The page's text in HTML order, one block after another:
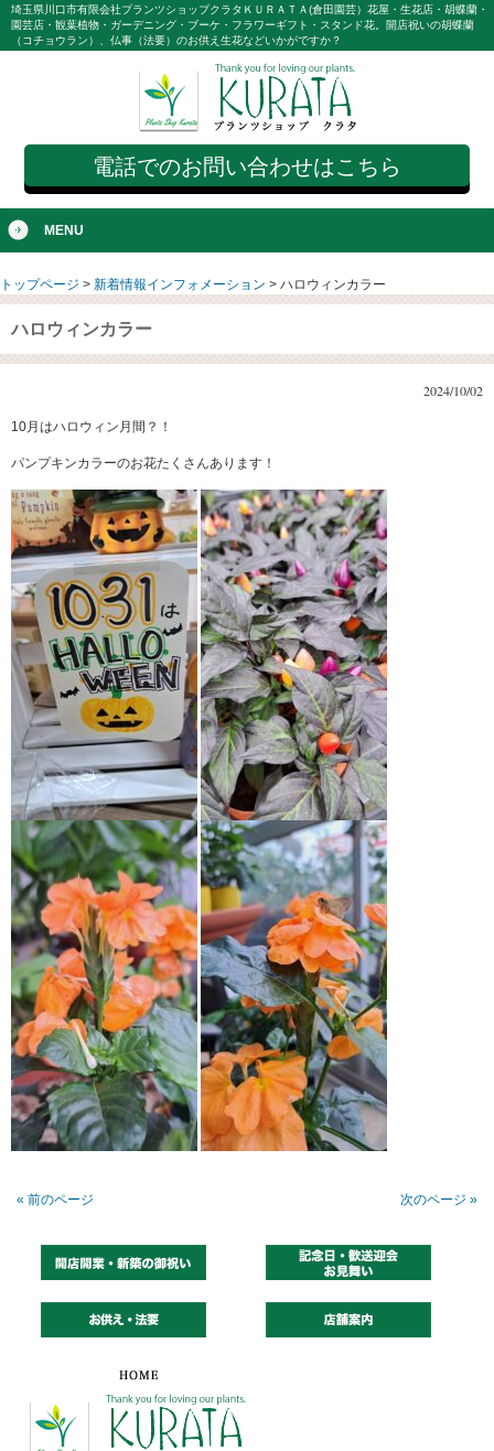
埼玉県川口市有限会社プランツショップクラタＫＵＲＡＴＡ(倉田園芸）花屋・生花店・胡蝶蘭・
園芸店・観葉植物・ガーデニング・ブーケ・フラワーギフト・スタンド花。開店祝いの胡蝶蘭
（コチョウラン）、仏事（法要）のお供え生花などいかがですか？
電話でのお問い合わせはこちら
MENU
トップページ > 新着情報インフォメーション > ハロウィンカラー
ハロウィンカラー
2024/10/02
10月はハロウィン月間？！
パンプキンカラーのお花たくさんあります！
« 前のページ 次のページ »